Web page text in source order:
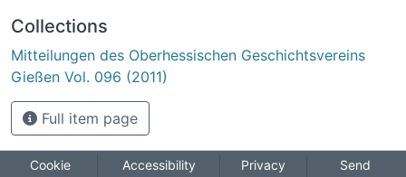
Collections
Mitteilungen des Oberhessischen Geschichtsvereins
Gießen Vol. 096 (2011)
Full item page
Cookie
Accessibility
Privacy
Send